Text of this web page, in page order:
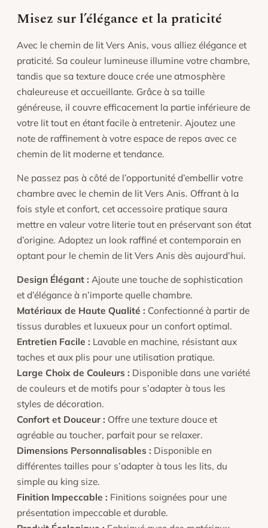
Misez sur l’élégance et la praticité
Avec le chemin de lit Vers Anis, vous alliez élégance et
praticité. Sa couleur lumineuse illumine votre chambre,
tandis que sa texture douce crée une atmosphère
chaleureuse et accueillante. Grâce à sa taille
généreuse, il couvre efficacement la partie inférieure de
votre lit tout en étant facile à entretenir. Ajoutez une
note de raffinement à votre espace de repos avec ce
chemin de lit moderne et tendance.
Ne passez pas à côté de l’opportunité d’embellir votre
chambre avec le chemin de lit Vers Anis. Offrant à la
fois style et confort, cet accessoire pratique saura
mettre en valeur votre literie tout en préservant son état
d’origine. Adoptez un look raffiné et contemporain en
optant pour le chemin de lit Vers Anis dès aujourd’hui.
Design Élégant : Ajoute une touche de sophistication
et d’élégance à n’importe quelle chambre.
Matériaux de Haute Qualité : Confectionné à partir de
tissus durables et luxueux pour un confort optimal.
Entretien Facile : Lavable en machine, résistant aux
taches et aux plis pour une utilisation pratique.
Large Choix de Couleurs : Disponible dans une variété
de couleurs et de motifs pour s’adapter à tous les
styles de décoration.
Confort et Douceur : Offre une texture douce et
agréable au toucher, parfait pour se relaxer.
Dimensions Personnalisables : Disponible en
différentes tailles pour s’adapter à tous les lits, du
simple au king size.
Finition Impeccable : Finitions soignées pour une
présentation impeccable et durable.